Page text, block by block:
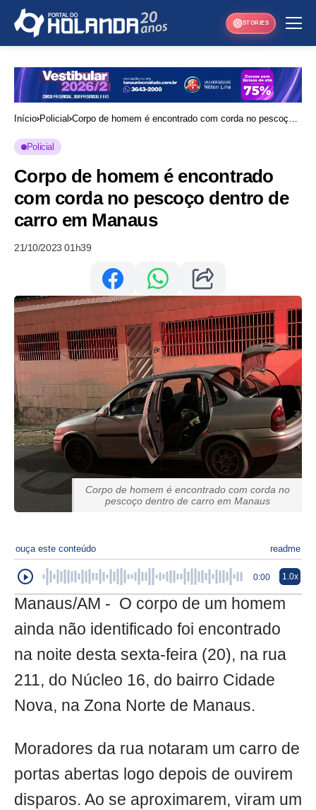
STORIES
Início Policial Corpo de homem é encontrado com corda no pescoço
Policial
Corpo de homem é encontrado
com corda no pescoço dentro de
carro em Manaus
21/10/2023 01h39
Corpo de homem é encontrado com corda no
pescoço dentro de carro em Manaus
ouça este conteúdo readme
0:00 1.0x
Manaus/AM - O corpo de um homem
ainda não identificado foi encontrado
na noite desta sexta-feira (20), na rua
211, do Núcleo 16, do bairro Cidade
Nova, na Zona Norte de Manaus.
Moradores da rua notaram um carro de
portas abertas logo depois de ouvirem
disparos. Ao se aproximarem, viram um